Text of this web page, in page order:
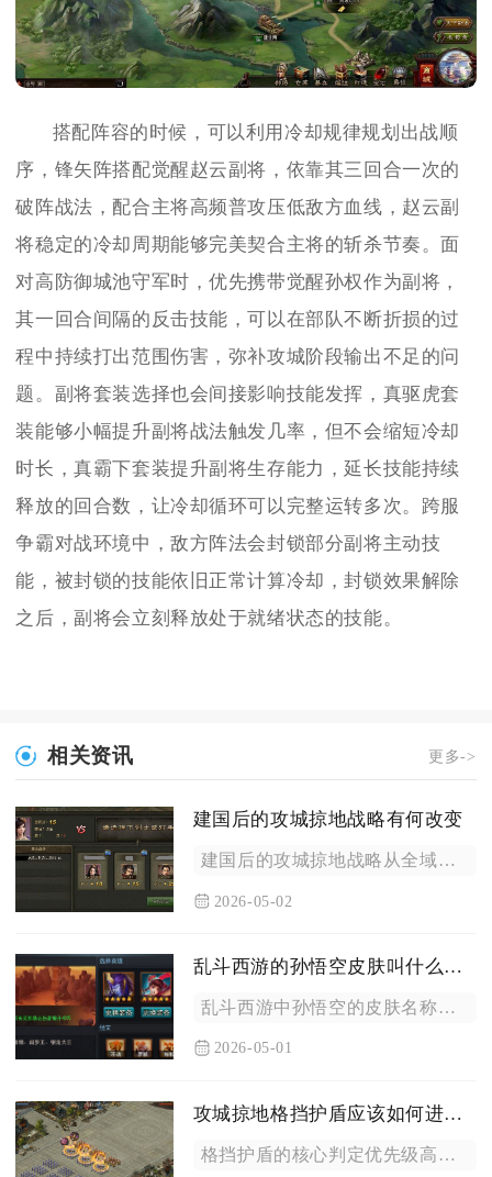
搭配阵容的时候，可以利用冷却规律规划出战顺
序，锋矢阵搭配觉醒赵云副将，依靠其三回合一次的
破阵战法，配合主将高频普攻压低敌方血线，赵云副
将稳定的冷却周期能够完美契合主将的斩杀节奏。面
对高防御城池守军时，优先携带觉醒孙权作为副将，
其一回合间隔的反击技能，可以在部队不断折损的过
程中持续打出范围伤害，弥补攻城阶段输出不足的问
题。副将套装选择也会间接影响技能发挥，真驱虎套
装能够小幅提升副将战法触发几率，但不会缩短冷却
时长，真霸下套装提升副将生存能力，延长技能持续
释放的回合数，让冷却循环可以完整运转多次。跨服
争霸对战环境中，敌方阵法会封锁部分副将主动技
能，被封锁的技能依旧正常计算冷却，封锁效果解除
之后，副将会立刻释放处于就绪状态的技能。
相关资讯 更多->
建国后的攻城掠地战略有何改变
建国后的攻城掠地战略从全域乱战、单点夺城转向王朝体系下的层级...
2026-05-02
乱斗西游的孙悟空皮肤叫什么名字
乱斗西游中孙悟空的皮肤名称为九霄龙吟，这是该英雄核心主题时装...
2026-05-01
攻城掠地格挡护盾应该如何进行测试验证
格挡护盾的核心判定优先级高于常规减伤与血量吸收，单次足额伤害...